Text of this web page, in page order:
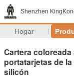
Shenzhen
Hogar
Cartera
portatarjetas de
silicón